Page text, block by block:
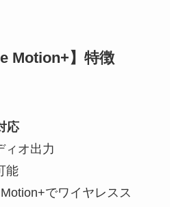
Motion+】特徴
応
ィオ出力
能
でワイヤレスス